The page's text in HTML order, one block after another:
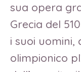
sua opera
Grecia del
i suoi uomini,
olimpionico